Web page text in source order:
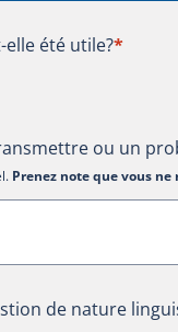
elle été utile?
elle été utile?*
ou un
Prenez note que vous
de nature